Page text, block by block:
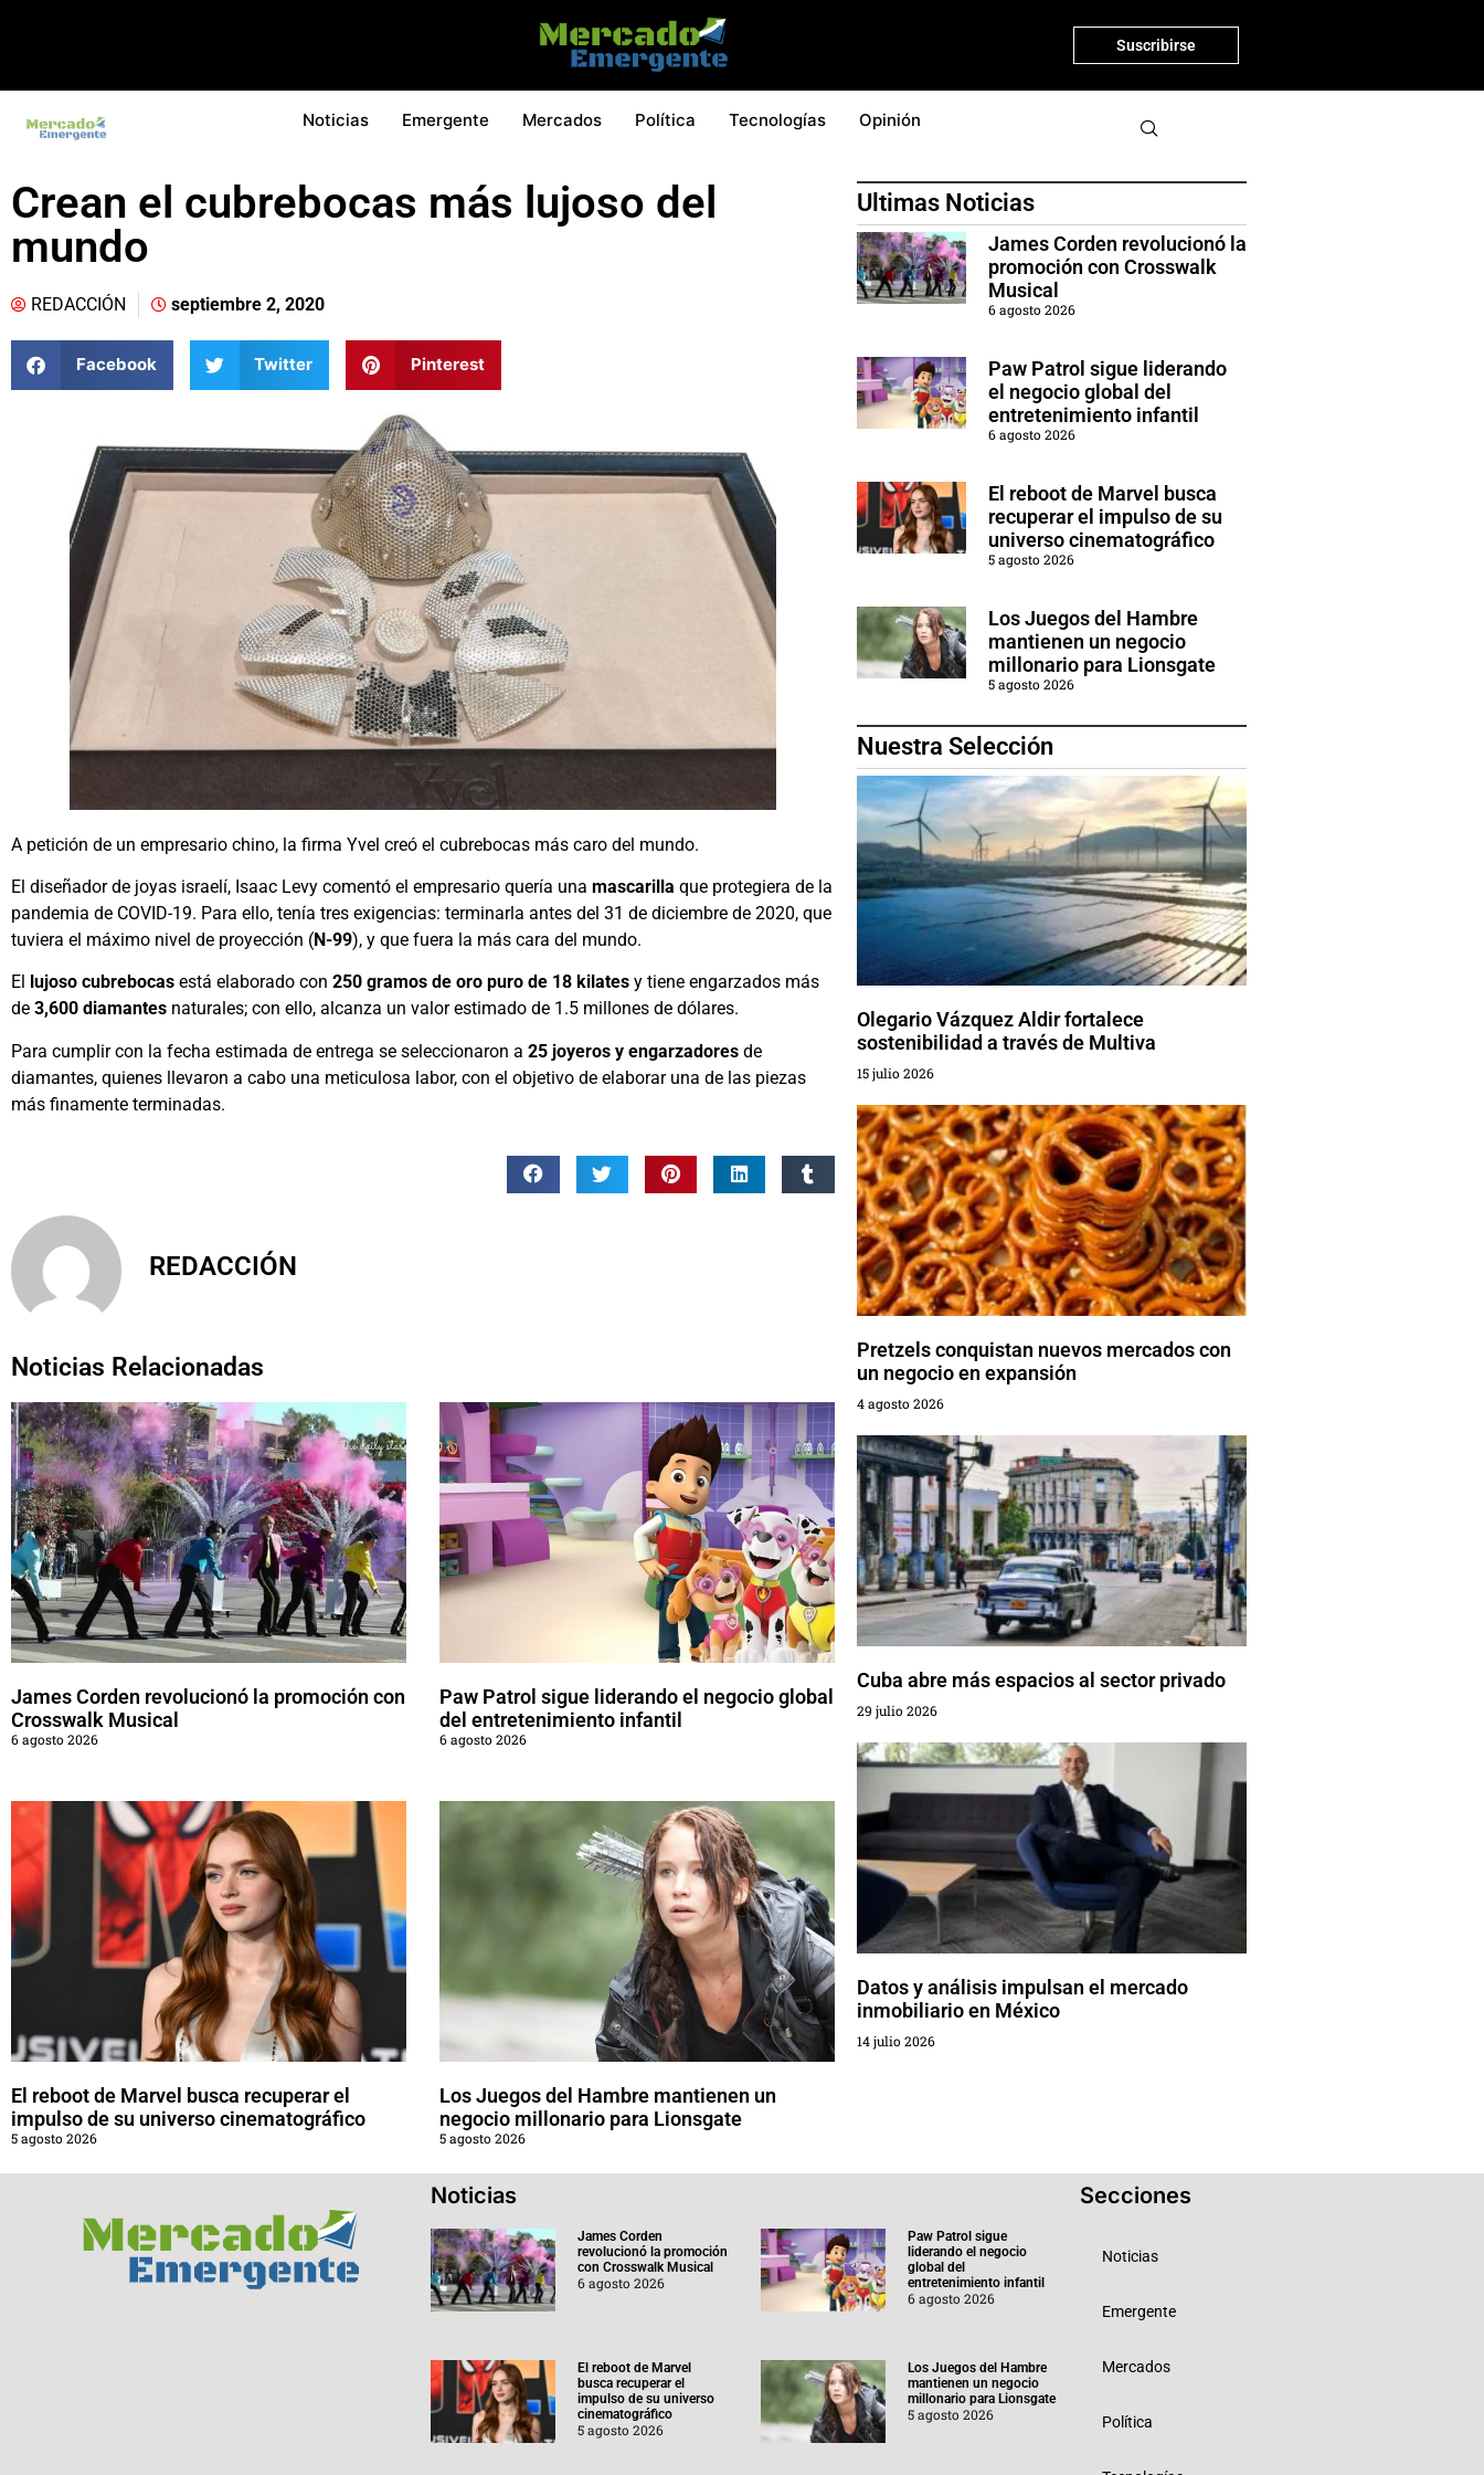
Suscribirse
Noticias Emergente Mercados Política Tecnologías Opinión
Crean el cubrebocas más lujoso del
mundo
REDACCIÓN septiembre 2, 2020
Facebook Twitter Pinterest
A petición de un empresario chino, la firma Yvel creó el cubrebocas más caro del mundo.
El diseñador de joyas israelí, Isaac Levy comentó el empresario quería una mascarilla que protegiera de la
pandemia de COVID-19. Para ello, tenía tres exigencias: terminarla antes del 31 de diciembre de 2020, que
tuviera el máximo nivel de proyección (N-99), y que fuera la más cara del mundo.
El lujoso cubrebocas está elaborado con 250 gramos de oro puro de 18 kilates y tiene engarzados más
de 3,600 diamantes naturales; con ello, alcanza un valor estimado de 1.5 millones de dólares.
Para cumplir con la fecha estimada de entrega se seleccionaron a 25 joyeros y engarzadores de
diamantes, quienes llevaron a cabo una meticulosa labor, con el objetivo de elaborar una de las piezas
más finamente terminadas.
REDACCIÓN
Noticias Relacionadas
James Corden revolucionó la promoción con
Crosswalk Musical
6 agosto 2026
Paw Patrol sigue liderando el negocio global
del entretenimiento infantil
6 agosto 2026
El reboot de Marvel busca recuperar el
impulso de su universo cinematográfico
5 agosto 2026
Los Juegos del Hambre mantienen un
negocio millonario para Lionsgate
5 agosto 2026
Ultimas Noticias
James Corden revolucionó la
promoción con Crosswalk
Musical
6 agosto 2026
Paw Patrol sigue liderando
el negocio global del
entretenimiento infantil
6 agosto 2026
El reboot de Marvel busca
recuperar el impulso de su
universo cinematográfico
5 agosto 2026
Los Juegos del Hambre
mantienen un negocio
millonario para Lionsgate
5 agosto 2026
Nuestra Selección
Olegario Vázquez Aldir fortalece
sostenibilidad a través de Multiva
15 julio 2026
Pretzels conquistan nuevos mercados con
un negocio en expansión
4 agosto 2026
Cuba abre más espacios al sector privado
29 julio 2026
Datos y análisis impulsan el mercado
inmobiliario en México
14 julio 2026
Noticias
James Corden
revolucionó la promoción
con Crosswalk Musical
6 agosto 2026
Paw Patrol sigue
liderando el negocio
global del
entretenimiento infantil
6 agosto 2026
El reboot de Marvel
busca recuperar el
impulso de su universo
cinematográfico
5 agosto 2026
Los Juegos del Hambre
mantienen un negocio
millonario para Lionsgate
5 agosto 2026
Secciones
Noticias
Emergente
Mercados
Política